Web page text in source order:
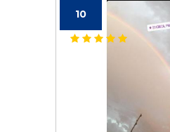
10